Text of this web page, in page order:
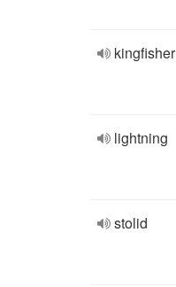
kingfisher
lightning
stolid